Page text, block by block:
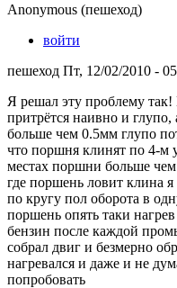
Anonymous (пешеход)
войти
пешеход Пт, 12/02/2010 -
Я решал эту проблему так!
притрётся наивно и
больше чем 0.5мм глупо
что поршня клинят по 4-м
местах поршни больше чем
где поршень ловит клина
по кругу пол оборота в
поршень опять таки
бензин после каждой
собрал двиг и безмерно
нагревался и даже и не
попробовать